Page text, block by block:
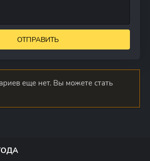
ОТПРАВИТЬ
еще нет. Вы можете стать